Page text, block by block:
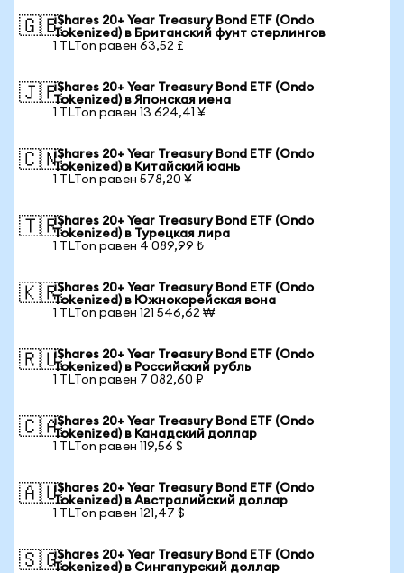
🇬🇧iShares 20+ Year Treasury Bond ETF (Ondo
Tokenized) в Британский фунт стерлингов
1 TLTon равен 63,52 £
🇯🇵iShares 20+ Year Treasury Bond ETF (Ondo
Tokenized) в Японская иена
1 TLTon равен 13 624,41 ¥
🇨🇳iShares 20+ Year Treasury Bond ETF (Ondo
Tokenized) в Китайский юань
1 TLTon равен 578,20 ¥
🇹🇷iShares 20+ Year Treasury Bond ETF (Ondo
Tokenized) в Турецкая лира
1 TLTon равен 4 089,99 ₺
🇰🇷iShares 20+ Year Treasury Bond ETF (Ondo
Tokenized) в Южнокорейская вона
1 TLTon равен 121 546,62 ₩
🇷🇺iShares 20+ Year Treasury Bond ETF (Ondo
Tokenized) в Российский рубль
1 TLTon равен 7 082,60 ₽
🇨🇦iShares 20+ Year Treasury Bond ETF (Ondo
Tokenized) в Канадский доллар
1 TLTon равен 119,56 $
🇦🇺iShares 20+ Year Treasury Bond ETF (Ondo
Tokenized) в Австралийский доллар
1 TLTon равен 121,47 $
🇸🇬iShares 20+ Year Treasury Bond ETF (Ondo
Tokenized) в Сингапурский доллар